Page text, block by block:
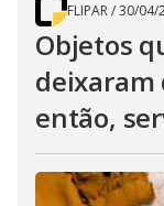
FLIPAR/30/04/
Objetos
deixaram
então,